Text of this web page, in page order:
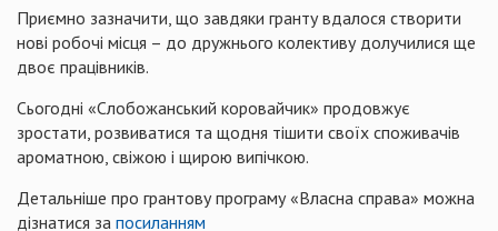
Приємно зазначити, що завдяки гранту вдалося створити
нові робочі місця – до дружнього колективу долучилися ще
двоє працівників.
Сьогодні «Слобожанський коровайчик» продовжує
зростати, розвиватися та щодня тішити своїх споживачів
ароматною, свіжою і щирою випічкою.
Детальніше про грантову програму «Власна справа» можна
дізнатися за посиланням